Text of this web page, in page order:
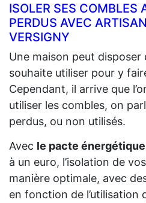
ISOLER SES COMBLES
PERDUS AVEC
VERSIGNY
Une maison peut disposer
souhaite utiliser pour y
Cependant, il arrive que
utiliser les combles, on
perdus, ou non utilisés.
Avec le pacte énergétique
à un euro, l’isolation de
manière optimale, avec
en fonction de l’utilisation